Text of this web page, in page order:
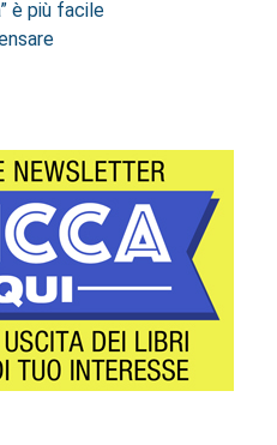
è più facile